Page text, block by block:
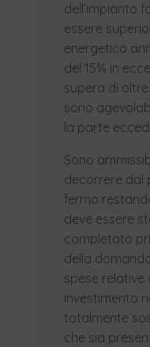
dell’impianto
essere
energetico
del 15% in
supera di oltre
sono
la parte
Sono
decorrere dal
fermo
deve essere
completato
della
spese
investimento
totalmente
che sia